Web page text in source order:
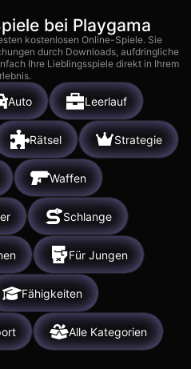
bei Playgama
kostenlosen Online-Spiele. Sie
durch Downloads, aufdringliche
Ihre Lieblingsspiele direkt in Ihrem
Auto Leerlauf
Rätsel Strategie
Waffen
Schlange
Für Jungen
Fähigkeiten
Alle Kategorien